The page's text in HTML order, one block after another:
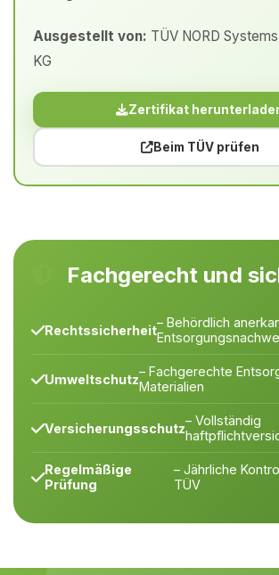
Ausgestellt von: TÜV NORD
KG
Zertifikat
Beim TÜV prüfen
Fachgerecht und
Rechtssicherheit– Behördlich
Umweltschutz– Fachgerechte
Materialien
Versicherungsschutz– Vollständig
Regelmäßige
Prüfung
– Jährliche
TÜV